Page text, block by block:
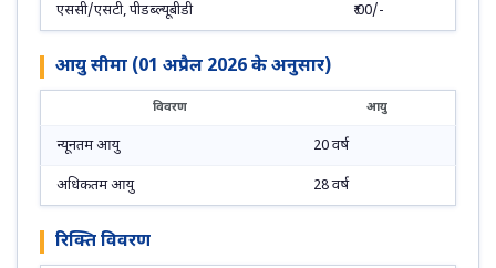
एससी/एसटी, पीडब्ल्यूबीडी ₹ 00/-
आयु सीमा (01 अप्रैल 2026 के अनुसार)
विवरण आयु
न्यूनतम आयु 20 वर्ष
अधिकतम आयु 28 वर्ष
रिक्ति विवरण